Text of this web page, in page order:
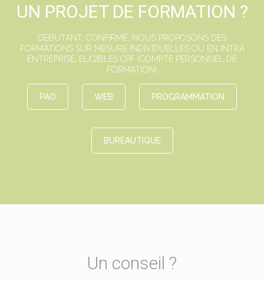
UN PROJET DE FORMATION ?
DÉBUTANT, CONFIRMÉ, NOUS PROPOSONS DES
FORMATIONS SUR MESURE INDIVIDUELLES OU EN INTRA
ENTREPRISE, ELIGIBLES CPF (COMPTE PERSONNEL DE
FORMATION)
PAO WEB PROGRAMMATION
BUREAUTIQUE
Un conseil ?